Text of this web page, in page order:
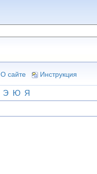
О сайте Инструкция
Э Ю Я